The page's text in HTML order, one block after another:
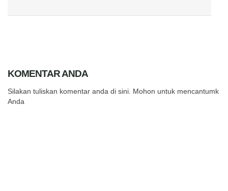
KOMENTAR ANDA
Silakan tuliskan komentar anda di sini. Mohon untuk
Anda